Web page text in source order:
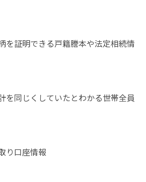
を証明できる戸籍謄本や法定相続情
を同じくしていたとわかる世帯全員
り口座情報